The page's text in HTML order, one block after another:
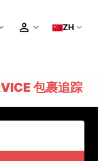
ZH
包裹追踪